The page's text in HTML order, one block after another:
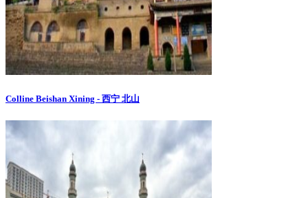
Colline Beishan Xining - 西宁 北山